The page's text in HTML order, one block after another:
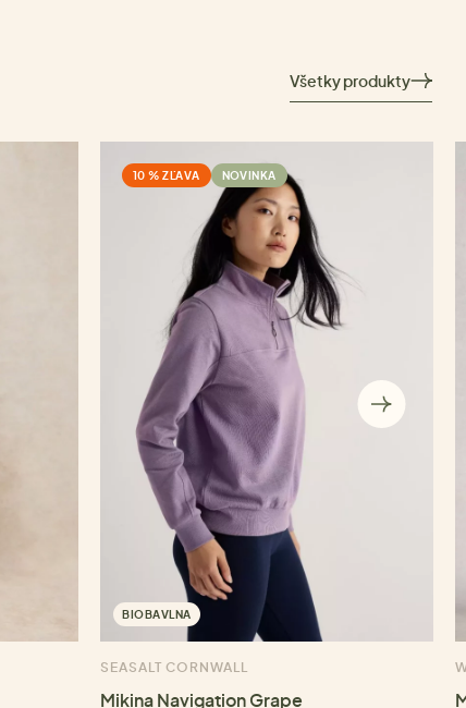
Všetky produkty
10 % ZĽAVA NOVINKA
BIOBAVLNA
SEASALT CORNWALL
Mikina Navigation Grape